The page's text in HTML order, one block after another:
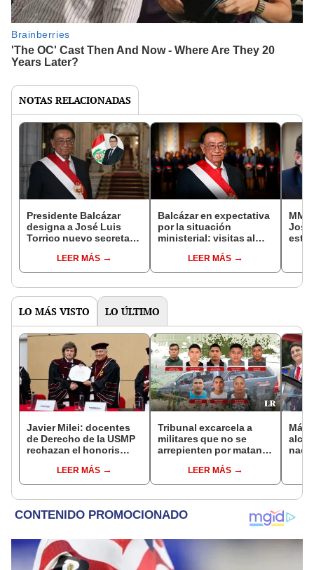
NOTAS RELACIONADAS
Presidente Balcázar
designa a José Luis
Torrico nuevo secretario
Presidencial
LEER MÁS
Balcázar en expectativa
por la situación
ministerial: visitas al
partidos y ministros que
se posicionan
LEER MÁS
José
LO MÁS VISTO LO ÚLTIMO
Javier Milei: docentes
de Derecho de la USMP
rechazan el honoris
presidente de Argentina
LEER MÁS
Tribunal excarcela a
militares que no se
arrepienten por matanza
LEER MÁS
Más